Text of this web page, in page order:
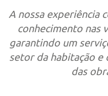
A nossa experiência
conhecimento nas
garantindo um
setor da habitação e
das